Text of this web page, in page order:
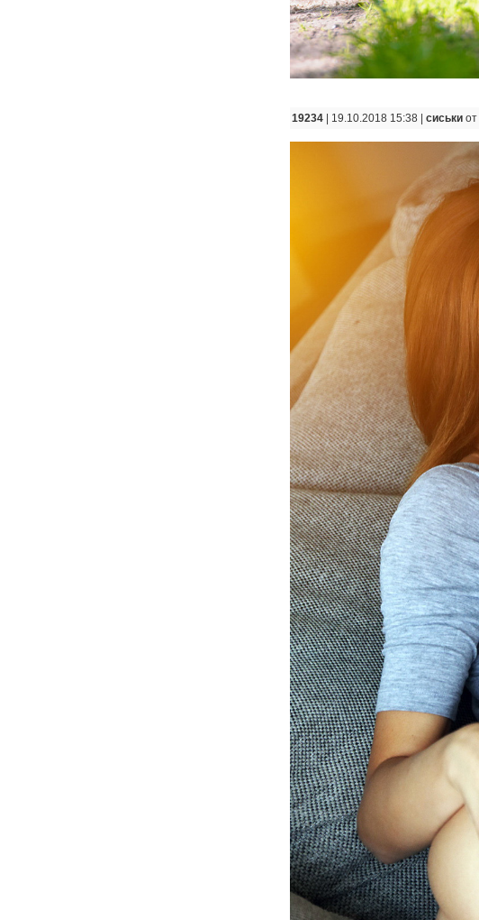
19234 | 19.10.2018 15:38 | сиськи от